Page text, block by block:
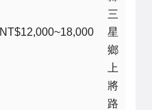
NT$12,000~18,000
三
星
鄉
上
將
路